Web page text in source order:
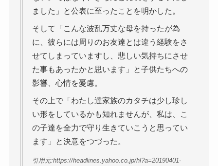
ました」と公表に至ったことを明かした。
そして「こんな波乱万丈な母を持ったが為
に、彼らには周りのお友達とは違う経験をさ
せてしまっていますし、悲しい気持ちにさせ
た事もあったかと思います」と子供たちへの
影響、心情を憂慮。
その上で「わたし達家族のカタチは少し珍し
い形をしているかも知れませんが、私は、こ
の子達を全力で守り生きていこうと思ってい
ます」と決意をつづった。
引用元:https://headlines.yahoo.co.jp/hl?a=20190401-